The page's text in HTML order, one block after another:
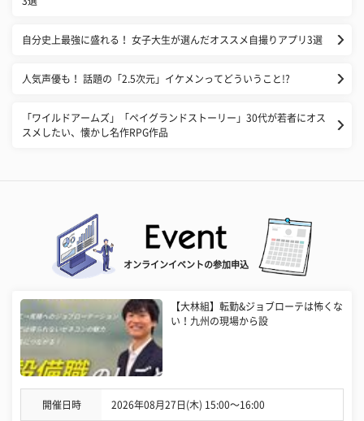
自分史上最強に盛れる！ 女子大生が選んだオススメ自撮りアプリ3選
人気声優も！ 話題の「2.5次元」イケメンってどういうこと!?
「ワイルドアームズ」「ペイグランドストーリー」30代が若者にオス
スメしたい、懐かし名作RPG作品
オンラインイベントの参加申込
【大林組】転勤&ジョブローテは怖くな
い！九州の現場から設
開催日時 2026年08月27日(木) 15:00〜16:00